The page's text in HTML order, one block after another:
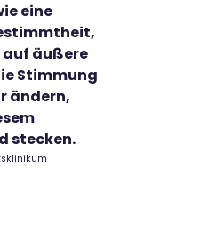
eine
auf äußere
Stimmung
ändern,
stecken.